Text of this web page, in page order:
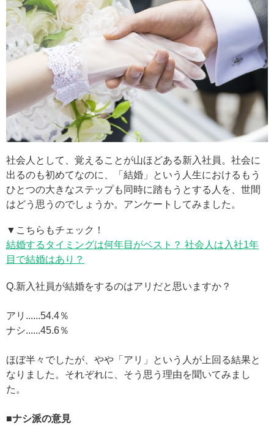
社会人として、覚えることが山ほどある新入社員。社会に
出るのも初めてなのに、「結婚」という人生におけるもう
ひとつの大きなステップも同時に踏もうとする人を、世間
はどう思うのでしょうか。アンケートしてみました。
▼こちらもチェック！
結婚するタイミングは何年目がベスト？ 社会人は入社1年
目で結婚はあり？
Q.新入社員が結婚をするのはアリだと思いますか？
アリ......54.4％
ナシ......45.6％
ほぼ半々でしたが、やや「アリ」という人が上回る結果と
なりました。それぞれに、そう思う理由を聞いてみまし
た。
■ナシ派の意見